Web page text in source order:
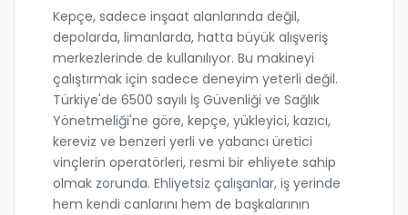
Kepçe, sadece inşaat alanlarında değil,
depolarda, limanlarda, hatta büyük alışveriş
merkezlerinde de kullanılıyor. Bu makineyi
çalıştırmak için sadece deneyim yeterli değil.
Türkiye'de 6500 sayılı İş Güvenliği ve Sağlık
Yönetmeliği'ne göre, kepçe, yükleyici, kazıcı,
kereviz ve benzeri yerli ve yabancı üretici
vinçlerin operatörleri, resmi bir ehliyete sahip
olmak zorunda. Ehliyetsiz çalışanlar, iş yerinde
hem kendi canlarını hem de başkalarının